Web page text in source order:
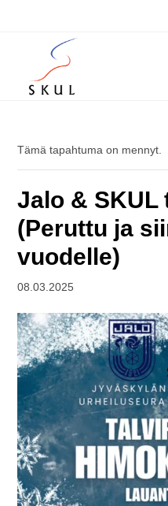
Tämä tapahtuma on mennyt.
Jalo & SKUL
(Peruttu ja
vuodelle)
08.03.2025